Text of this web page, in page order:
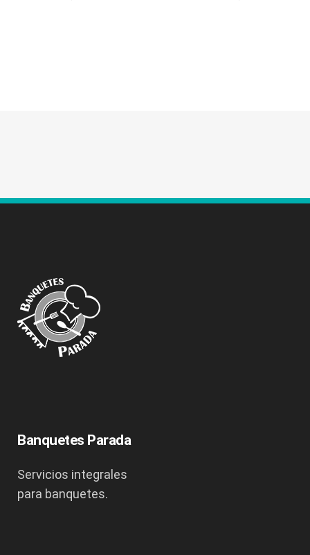
Banquetes Parada
Servicios integrales
para banquetes.